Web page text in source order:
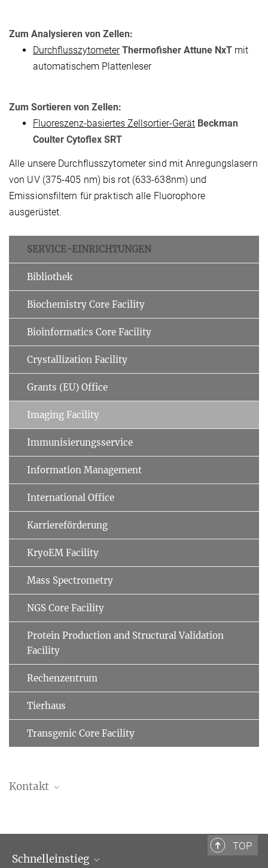
Zum Analysieren von Zellen:
DurchflusszytometerThermofisher Attune NxT mit
automatischem Plattenleser
Zum Sortieren von Zellen:
Fluoreszenz-basiertes Zellsortier-Gerät Beckman
Coulter Cytoflex SRT
Alle unsere Durchflusszytometer sind mit Anregungslasern
von UV (375-405 nm) bis rot (633-638nm) und
Emissionsfiltern für praktisch alle Fluorophore
ausgerüstet.
SERVICE-EINRICHTUNGEN
Bibliothek
Biochemistry Core Facility
Bioinformatics Core Facility
Crystallization Facility
Grants (EU) Office
Imaging Facility
Immunisierungsservice
Information Management
International Office
Karriereförderung
KryoEM Facility
Mass Spectrometry
NGS Core Facility
Protein Production and Structural Validation
Facility
Rechenzentrum
Tierhaus
Transgenic Core Facility
Kontakt
TOP
Schnelleinstieg